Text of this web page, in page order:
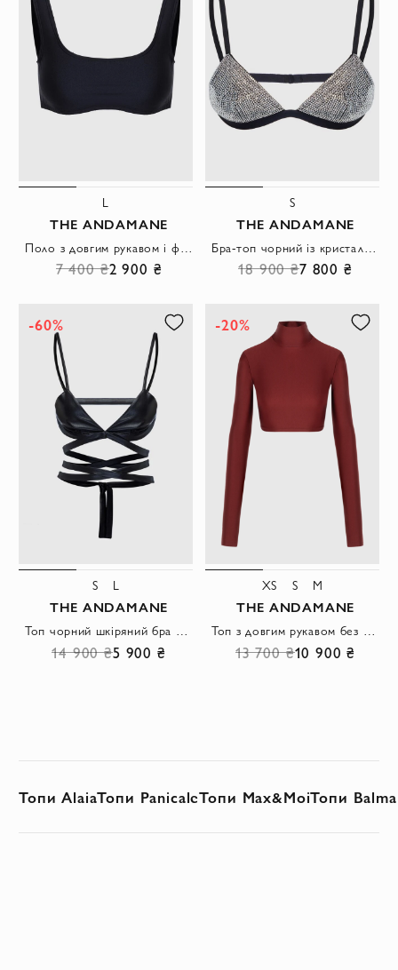
L
THE ANDAMANE
7 400 ₴2 900 ₴
S
THE ANDAMANE
18 900 ₴7 800 ₴
-60%
S L
THE ANDAMANE
14 900 ₴5 900 ₴
-20%
XS S M
THE ANDAMANE
13 700 ₴10 900 ₴
Топи AlaiaТопи PanicaleТопи Max&MoiТопи